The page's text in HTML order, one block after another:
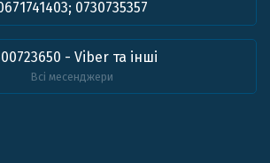
0730735357
- Viber та інші
Всі месенджери